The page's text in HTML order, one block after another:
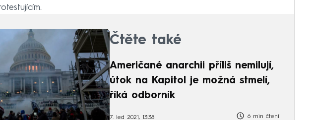
Čtěte také
Američané anarchii příliš nemilují,
útok na Kapitol je možná stmelí,
říká odborník
7. led 2021, 13:38 6 min čtení